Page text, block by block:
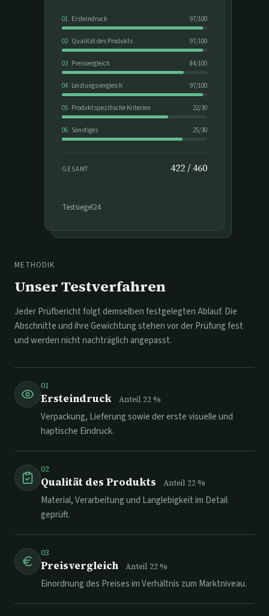
01 Ersteindruck 97/100
02 Qualität des Produkts 97/100
03 Preisvergleich 84/100
04 Leistungsvergleich 97/100
05 Produktspezifische Kriterien 22/30
06 Sonstiges 25/30
GESAMT 422/460
Testsiegel24
METHODIK
Unser Testverfahren
Jeder Prüfbericht folgt demselben festgelegten Ablauf. Die
Abschnitte und ihre Gewichtung stehen vor der Prüfung fest
und werden nicht nachträglich angepasst.
01
Ersteindruck Anteil 22%
Verpackung, Lieferung sowie der erste visuelle und
haptische Eindruck.
02
Qualität des Produkts Anteil 22%
Material, Verarbeitung und Langlebigkeit im Detail
geprüft.
03
Preisvergleich Anteil 22%
Einordnung des Preises im Verhältnis zum Marktniveau.